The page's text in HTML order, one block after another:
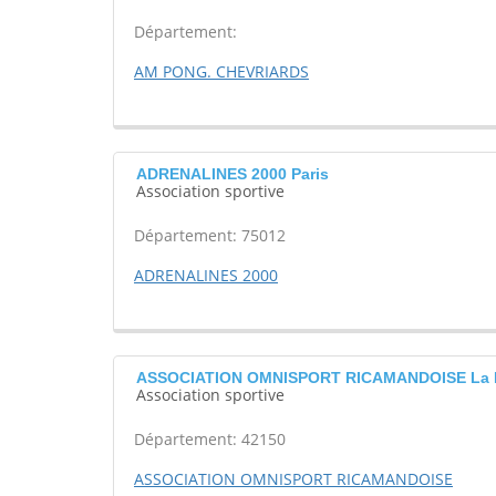
Département:
AM PONG. CHEVRIARDS
ADRENALINES 2000 Paris
Association sportive
Département: 75012
ADRENALINES 2000
ASSOCIATION OMNISPORT RICAMANDOISE
Association sportive
Département: 42150
ASSOCIATION OMNISPORT RICAMANDOISE